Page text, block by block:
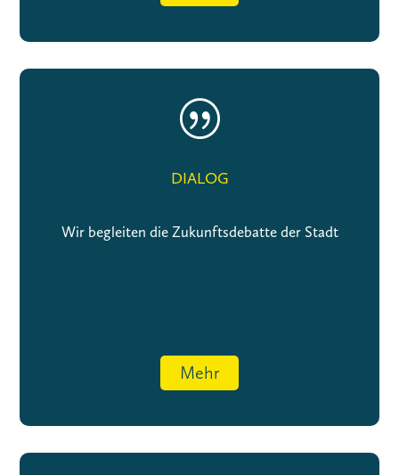
|
DIALOG
Wir begleiten die Zukunftsdebatte der Stadt
Mehr